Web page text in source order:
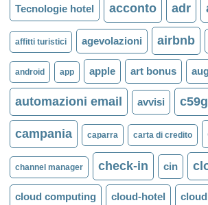
Tecnologie hotel acconto adr
affitti turistici agevolazioni airbnb
android app apple art bonus
automazioni email avvisi c59g
campania caparra carta di credito
channel manager check-in cin
cloud computing cloud-hotel